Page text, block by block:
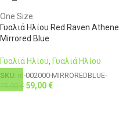
One Size
Γυαλιά Ηλίου Red Raven Athene
Mirrored Blue
Γυαλιά Ηλίου, Γυαλιά Ηλίου
SKU: rd-002000-MIRROREDBLUE-
€ 59,00€